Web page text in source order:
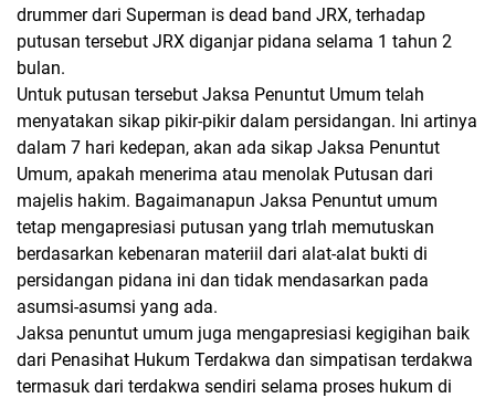
drummer dari Superman is dead band JRX, terhadap
putusan tersebut JRX diganjar pidana selama 1 tahun 2
bulan.
Untuk putusan tersebut Jaksa Penuntut Umum telah
menyatakan sikap pikir-pikir dalam persidangan. Ini artinya
dalam 7 hari kedepan, akan ada sikap Jaksa Penuntut
Umum, apakah menerima atau menolak Putusan dari
majelis hakim. Bagaimanapun Jaksa Penuntut umum
tetap mengapresiasi putusan yang trlah memutuskan
berdasarkan kebenaran materiil dari alat-alat bukti di
persidangan pidana ini dan tidak mendasarkan pada
asumsi-asumsi yang ada.
Jaksa penuntut umum juga mengapresiasi kegigihan baik
dari Penasihat Hukum Terdakwa dan simpatisan terdakwa
termasuk dari terdakwa sendiri selama proses hukum di